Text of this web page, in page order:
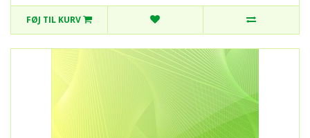
FØJ TIL KURV